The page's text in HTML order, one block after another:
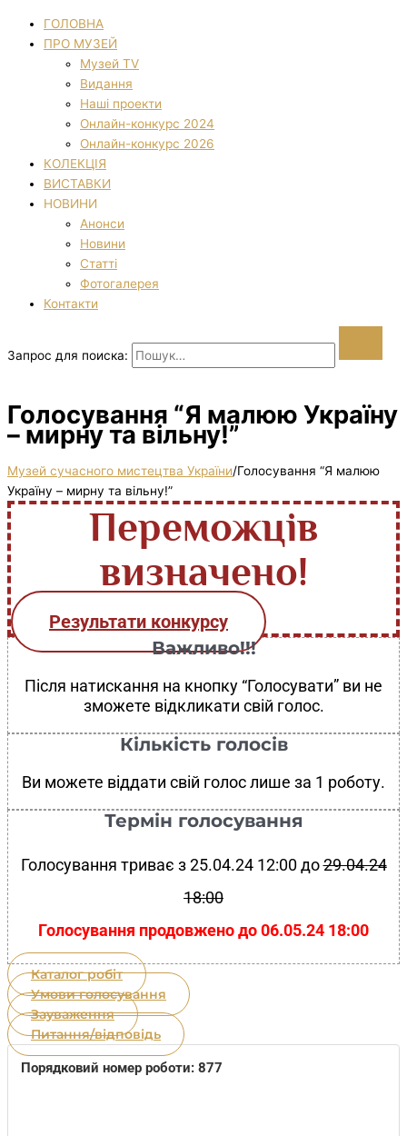
ГОЛОВНА
ПРО МУЗЕЙ
Музей TV
Видання
Наші проекти
Онлайн-конкурс 2024
Онлайн-конкурс 2026
КОЛЕКЦІЯ
ВИСТАВКИ
НОВИНИ
Анонси
Новини
Статті
Фотогалерея
Контакти
Запрос для поиска:
Голосування “Я малюю Україну
– мирну та вільну!”
Музей сучасного мистецтва України/Голосування “Я малюю
Україну – мирну та вільну!”
Переможців
визначено!
Результати конкурсу
Важливо!!!
Після натискання на кнопку “Голосувати” ви не
зможете відкликати свій голос.
Кількість голосів
Ви можете віддати свій голос лише за 1 роботу.
Термін голосування
Голосування триває з 25.04.24 12:00 до29.04.24
18:00
Голосування продовжено до 06.05.24 18:00
Каталог робіт
Умови голосування
Зауваження
Питання/відповідь
Порядковий номер роботи: 877